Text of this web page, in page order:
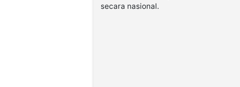
secara nasional.